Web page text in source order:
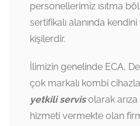
personellerimiz ısıtma
sertifikalı alanında
kişilerdir.
İlimizin genelinde ECA,
çok markalı kombi
yetkili servisolarak arıza
hizmeti vermekte olan